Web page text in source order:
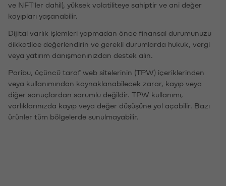
ve NFT'ler dahil), yüksek volatiliteye sahiptir ve ani değer
kayıpları yaşanabilir.
Dijital varlık işlemleri yapmadan önce finansal durumunuzu
dikkatlice değerlendirin ve gerekli durumlarda hukuk, vergi
veya yatırım danışmanınızdan destek alın.
Paribu, üçüncü taraf web sitelerinin (TPW) içeriklerinden
veya kullanımından kaynaklanabilecek zarar, kayıp veya
diğer sonuçlardan sorumlu değildir. TPW kullanımı,
varlıklarınızda kayıp veya değer düşüşüne yol açabilir. Bazı
ürünler tüm bölgelerde sunulmayabilir.